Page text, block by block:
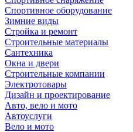
Спортивное оборудование
Зимние виды
Стройка и ремонт
Строительные материалы
Сантехника
Окна и двери
Строительные компании
Электротовары
Дизайн и проектирование
Авто, вело и мото
Автоуслуги
Вело и мото